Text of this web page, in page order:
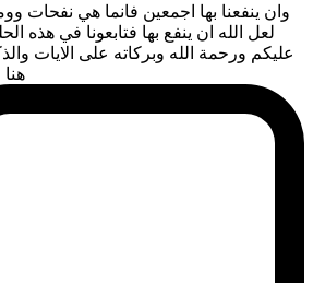
وان ينفعنا بها اجمعين فانما هي نفحات
لعل الله ان ينفع بها فتابعونا في هذه
عليكم ورحمة الله وبركاته على الايات